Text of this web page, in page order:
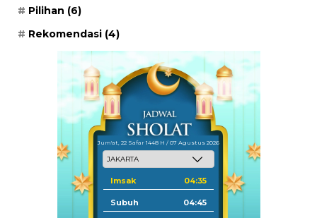
Pilihan (6)
Rekomendasi (4)
Jum'at, 22 Safar 1448 H / 07 Agustus 2026
Imsak 04:35
Subuh 04:45